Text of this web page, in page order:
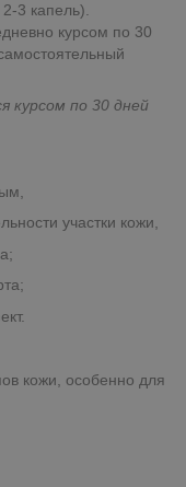
3 капель).
курсом по 30
курсом по 30 дней
участки кожи,
кожи, особенно для